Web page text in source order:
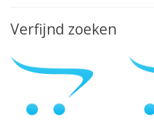
Verfijnd zoeken